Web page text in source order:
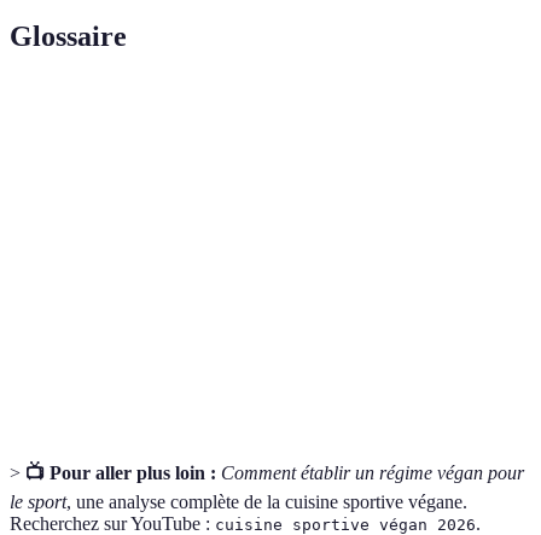
Glossaire
> 📺 Pour aller plus loin : Comment établir un régime végan pour
le sport, une analyse complète de la cuisine sportive végane.
Recherchez sur YouTube : cuisine sportive végan 2026.